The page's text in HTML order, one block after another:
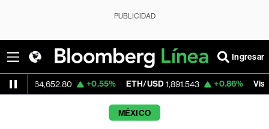
PUBLICIDAD
Ingresar
+0.55% ETH/USD 1,891.543 +0.86% Visa 367.89
MÉXICO